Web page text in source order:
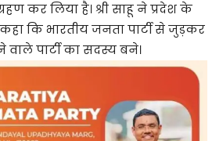
कर लिया है। श्री साहू ने प्रदेश के
कि भारतीय जनता पार्टी से जुड़कर
वाले पार्टी का सदस्य बने।